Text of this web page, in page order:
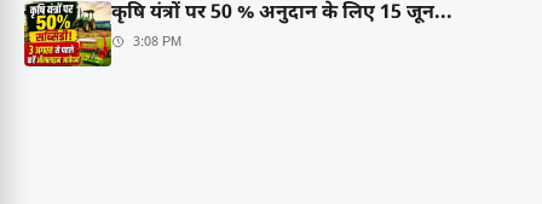
कृषि यंत्रों पर 50 % अनुदान के लिए 15 जून...
3:08 PM